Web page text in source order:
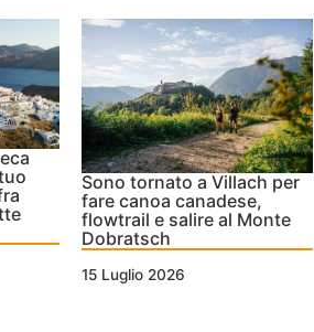
Sono tornato a Villach per
fare canoa canadese,
flowtrail e salire al Monte
Dobratsch
15 Luglio 2026